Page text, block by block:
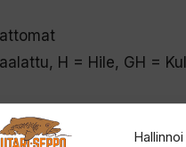
H = Hile, GH =